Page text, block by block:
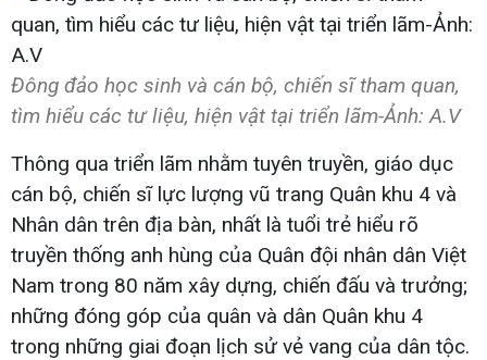
Đông đảo học sinh và cán bộ, chiến sĩ tham quan,
tìm hiểu các tư liệu, hiện vật tại triển lãm-Ảnh: A.V
Thông qua triển lãm nhằm tuyên truyền, giáo dục
cán bộ, chiến sĩ lực lượng vũ trang Quân khu 4 và
Nhân dân trên địa bàn, nhất là tuổi trẻ hiểu rõ
truyền thống anh hùng của Quân đội nhân dân Việt
Nam trong 80 năm xây dựng, chiến đấu và trưởng;
những đóng góp của quân và dân Quân khu 4
trong những giai đoạn lịch sử vẻ vang của dân tộc.